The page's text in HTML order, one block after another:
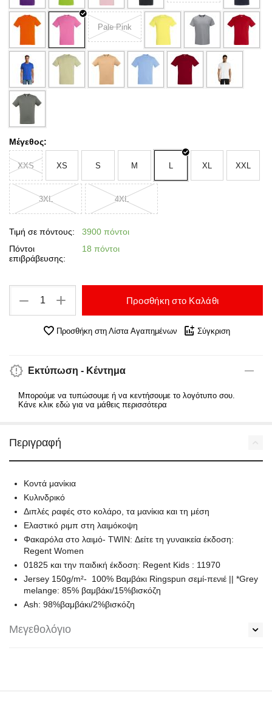
Pale Pink
Μέγεθος:
XXS XS S M L XL XXL
3XL 4XL
Τιμή σε πόντους:
3900 πόντοι
Πόντοι
επιβράβευσης:
18 πόντοι
+
− Προσθήκη στο Καλάθι
Προσθήκη στη Λίστα Αγαπημένων Σύγκριση
Εκτύπωση - Κέντημα
Μπορούμε να τυπώσουμε ή να κεντήσουμε το λογότυπο σου.
Κάνε κλικ εδώ για να μάθεις περισσότερα
Περιγραφή
Κοντά μανίκια
Κυλινδρικό
Διπλές ραφές στο κολάρο, τα μανίκια και τη μέση
Ελαστικό ριμπ στη λαιμόκοψη
Φακαρόλα στο λαιμό- TWIN: Δείτε τη γυναικεία έκδοση:
Regent Women
01825 και την παιδική έκδοση: Regent Kids : 11970
Jersey 150g/m²- 100% Βαμβάκι Ringspun σεμί-πενιέ || *Grey
melange: 85% βαμβάκι/15%βισκόζη
Ash: 98%βαμβάκι/2%βισκόζη
Μεγεθολόγιο